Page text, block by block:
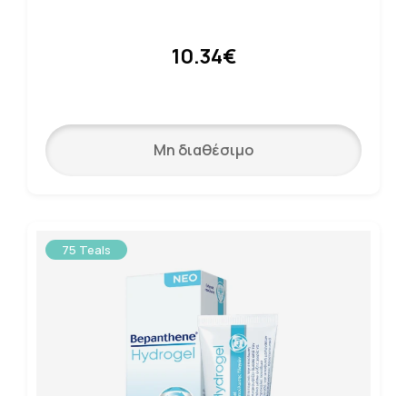
10.34€
Μη διαθέσιμο
75 Teals